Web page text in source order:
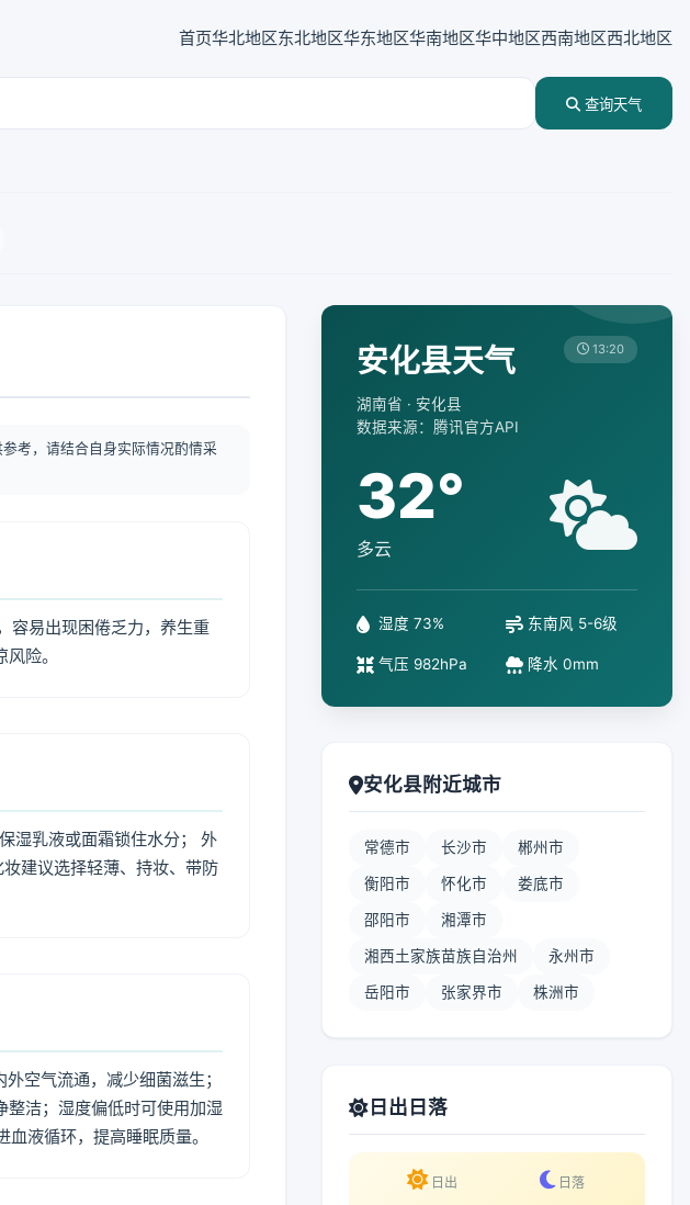
首页华北地区东北地区华东地区华南地区华中地区西南地区西北地区
查询天气
考，请结合自身实际情况酌情采
容易出现困倦乏力，养生重
险。
湿乳液或面霜锁住水分； 外
建议选择轻薄、持妆、带防
空气流通，减少细菌滋生；
洁；湿度偏低时可使用加湿
液循环，提高睡眠质量。
安化县天气
湖南省 · 安化县
数据来源：腾讯官方API
13:20
32°
多云
湿度 73% 东南风 5-6级
气压 982hPa 降水 0mm
安化县附近城市
常德市 长沙市 郴州市
衡阳市 怀化市 娄底市
邵阳市 湘潭市
湘西土家族苗族自治州 永州市
岳阳市 张家界市 株洲市
日出日落
日出 日落